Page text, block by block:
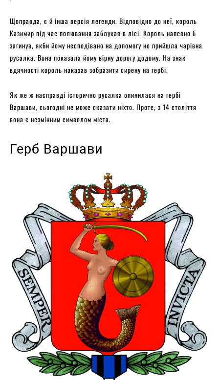
Щоправда, є й інша версія легенди. Відповідно до неї, король
Казимир під час полювання заблукав в лісі. Король напевно б
загинув, якби йому несподівано на допомогу не прийшла чарівна
русалка. Вона показала йому вірну дорогу додому. На знак
вдячності король наказав зобразити сирену на гербі.
Як же ж насправді історично русалка опинилася на гербі
Варшави, сьогодні не може сказати ніхто. Проте, з 14 століття
вона є незмінним символом міста.
Герб Варшави